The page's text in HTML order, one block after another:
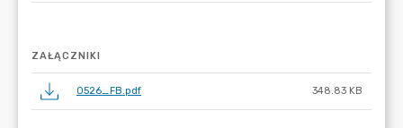
ZAŁĄCZNIKI
0526_FB.pdf 348.83 KB